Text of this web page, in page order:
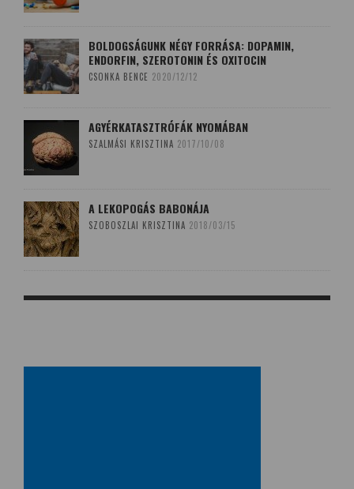
BOLDOGSÁGUNK NÉGY FORRÁSA: DOPAMIN,
ENDORFIN, SZEROTONIN ÉS OXITOCIN
CSONKA BENCE 2020/12/12
AGYÉRKATASZTRÓFÁK NYOMÁBAN
SZALMÁSI KRISZTINA 2017/10/08
A LEKOPOGÁS BABONÁJA
SZOBOSZLAI KRISZTINA 2018/03/15